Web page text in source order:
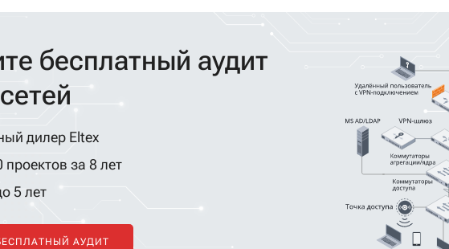
бесплатный аудит
дилер Eltex
за 8 лет
5 лет
АУДИТ